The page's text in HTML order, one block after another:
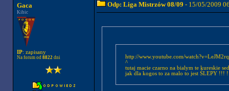
Gaca
Kibic
IP: zapisany
Na forum od 8822dni
Odp: Liga Mistrzów 08/09 - 15/05/2009
http://www.youtube.com/
^
tutaj macie czarno na bialym te kureskie
jak dla kogos to za malo to jest ŚLEPY !!!